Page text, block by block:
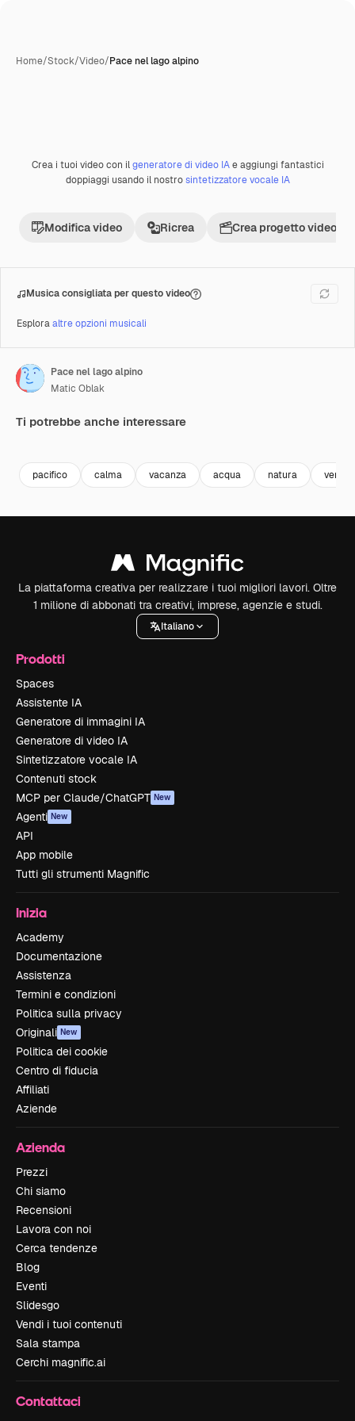
Home/Stock/Video/Pace nel lago alpino
Premium
Crea i tuoi video con ilgeneratore di video IAe aggiungi fantastici
doppiaggi usando il nostrosintetizzatore vocale IA
Modifica video Ricrea Crea progetto video
Musica consigliata per questo video
Esploraaltre opzioni musicali
Pace nel lago alpino
Matic Oblak
Ti potrebbe anche interessare
pacifico calma vacanza acqua natura verde
La piattaforma creativa per realizzare i tuoi migliori lavori. Oltre
1 milione di abbonati tra creativi, imprese, agenzie e studi.
Italiano
Prodotti
Spaces
Assistente IA
Generatore di immagini IA
Generatore di video IA
Sintetizzatore vocale IA
Contenuti stock
MCP per Claude/ChatGPT New
Agenti New
API
App mobile
Tutti gli strumenti Magnific
Inizia
Academy
Documentazione
Assistenza
Termini e condizioni
Politica sulla privacy
Originali New
Politica dei cookie
Centro di fiducia
Affiliati
Aziende
Azienda
Prezzi
Chi siamo
Recensioni
Lavora con noi
Cerca tendenze
Blog
Eventi
Slidesgo
Vendi i tuoi contenuti
Sala stampa
Cerchi magnific.ai
Contattaci